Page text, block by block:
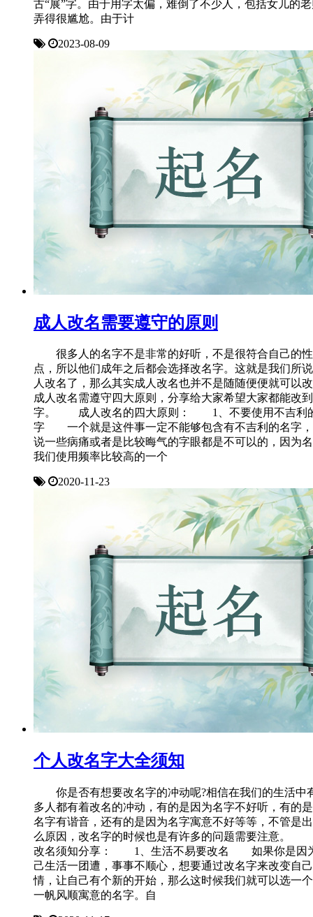
古“展”字。由于用字太偏，难倒了不少人，包括女儿的
弄得很尴尬。由于计
2023-08-09
成人改名需要遵守的原则
很多人的名字不是非常的好听，不是很符合自己的
点，所以他们成年之后都会选择改名字。这就是我们所
人改名了，那么其实成人改名也并不是随随便便就可以
成人改名需遵守四大原则，分享给大家希望大家都能改
字。 成人改名的四大原则： 1、不要使用不吉利
字 一个就是这件事一定不能够包含有不吉利的名字
说一些病痛或者是比较晦气的字眼都是不可以的，因为
我们使用频率比较高的一个
2020-11-23
个人改名字大全须知
你是否有想要改名字的冲动呢?相信在我们的生活中
多人都有着改名的冲动，有的是因为名字不好听，有的
名字有谐音，还有的是因为名字寓意不好等等，不管是
么原因，改名字的时候也是有许多的问题需要注意。
改名须知分享： 1、生活不易要改名 如果你是因
己生活一团遭，事事不顺心，想要通过改名字来改变自
情，让自己有个新的开始，那么这时候我们就可以选一
一帆风顺寓意的名字。自